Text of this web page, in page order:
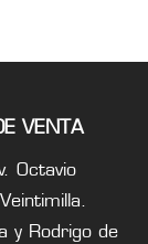
VENTA
Octavio
y Rodrigo de